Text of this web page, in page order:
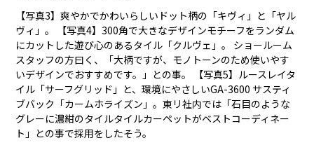
【写真3】爽やかでかわいらしいドット柄の「キヴィ」と「ヤル
ヴィ」。 【写真4】300角で大きなデザインモチーフをランダム
にカットした遊び心のあるタイル「クルヴェ」。 ショールーム
スタッフの方曰く、「大柄ですが、モノトーンのため使いやす
いデザインでおすすめです。」との事。 【写真5】ルースレイタ
イル「サーフグリッド」と、環境にやさしいGA-3600 サスティ
ブバック「カームホライズン」。東リ社内では「石目のような
グレーに濃紺のタイルタイルカーペットがベストコーディネー
ト」との事で採用をしたそう。